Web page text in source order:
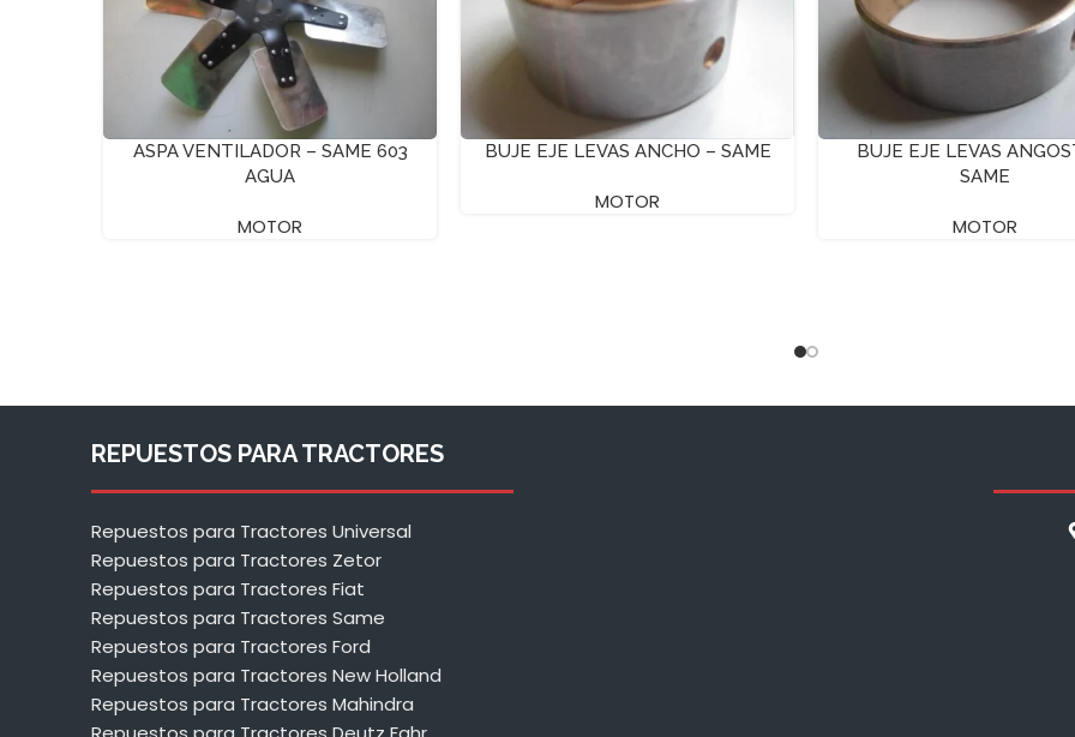
ASPA VENTILADOR – SAME 603
AGUA
MOTOR
BUJE EJE LEVAS ANCHO – SAME
MOTOR
BUJE EJE LEVAS
SAME
MOTOR
REPUESTOS PARA TRACTORES
Repuestos para Tractores Universal
Repuestos para Tractores Zetor
Repuestos para Tractores Fiat
Repuestos para Tractores Same
Repuestos para Tractores Ford
Repuestos para Tractores New Holland
Repuestos para Tractores Mahindra